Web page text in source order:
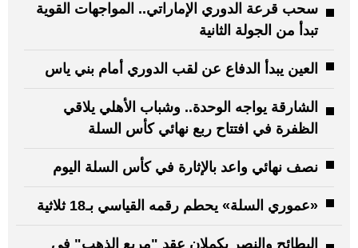
سحب قرعة الدوري الإماراتي.. المواجهات القوية
تبدأ من الجولة الثانية
العين يبدأ الدفاع عن لقب الدوري أمام بني ياس
الشارقة يواجه الوحدة.. وشباب الأهلي يلاقي
الظفرة في افتتاح ربع نهائي كأس السلة
نصف نهائي واعد بالإثارة في كأس السلة اليوم
«عموري السلة» يحطم رقمه القياسي بـ18 ثلاثية
البطائح والنصر يكملان عقد "مربع الذهب" في